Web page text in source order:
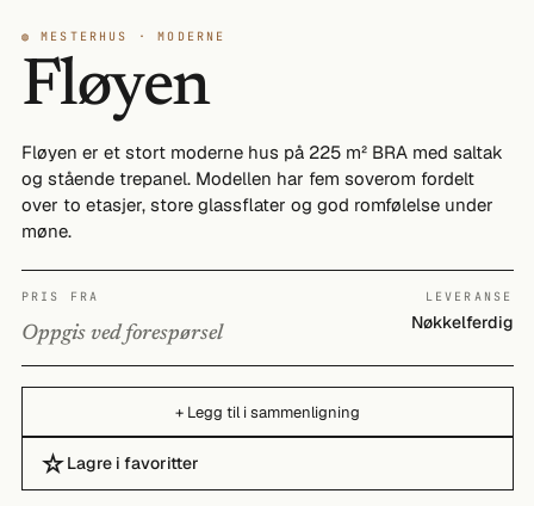
◍ MESTERHUS · MODERNE
Fløyen
Fløyen er et stort moderne hus på 225 m² BRA med saltak
og stående trepanel. Modellen har fem soverom fordelt
over to etasjer, store glassflater og god romfølelse under
møne.
PRIS FRA
Oppgis ved forespørsel
LEVERANSE
Nøkkelferdig
+ Legg til i sammenligning
☆Lagre i favoritter